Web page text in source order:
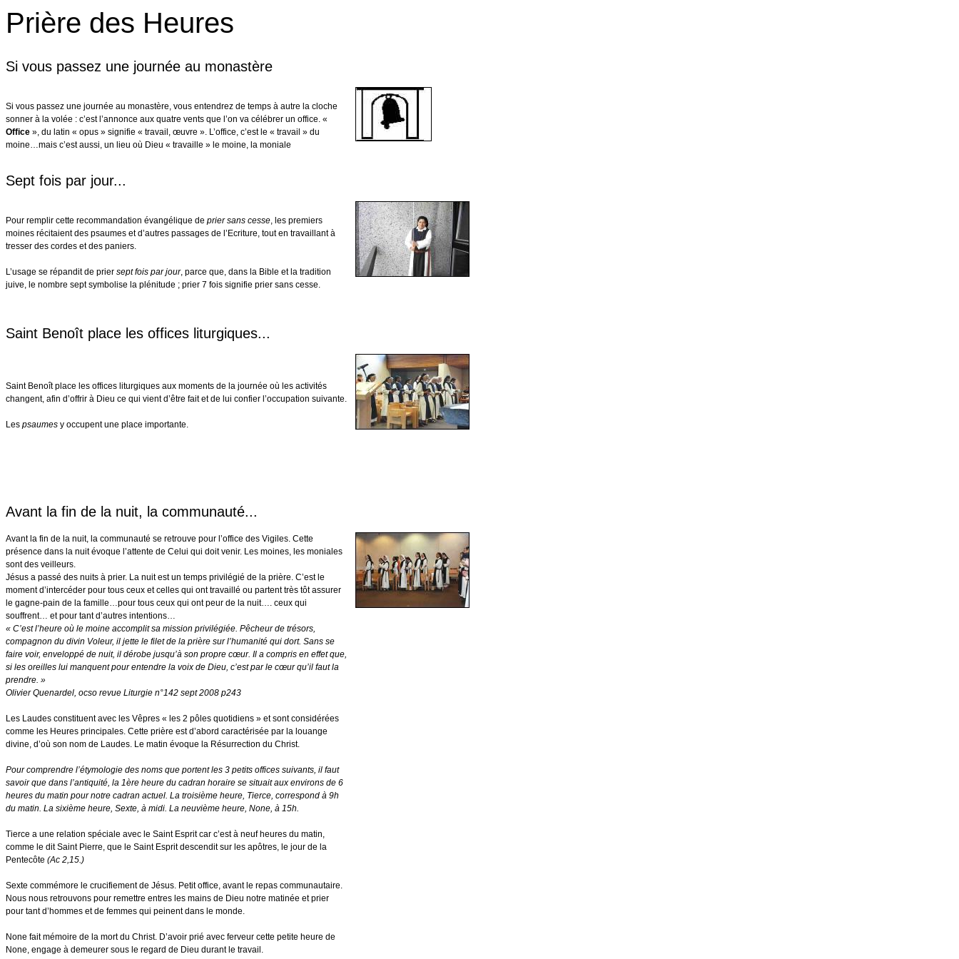
Prière des Heures
Si vous passez une journée au monastère
Si vous passez une journée au monastère, vous entendrez de temps à autre la cloche
sonner à la volée : c’est l’annonce aux quatre vents que l’on va célébrer un office. «
Office », du latin « opus » signifie « travail, œuvre ». L’office, c’est le « travail » du
moine…mais c’est aussi, un lieu où Dieu « travaille » le moine, la moniale
Sept fois par jour...
Pour remplir cette recommandation évangélique de prier sans cesse, les premiers
moines récitaient des psaumes et d’autres passages de l’Ecriture, tout en travaillant à
tresser des cordes et des paniers.
L’usage se répandit de prier sept fois par jour, parce que, dans la Bible et la tradition
juive, le nombre sept symbolise la plénitude ; prier 7 fois signifie prier sans cesse.
Saint Benoît place les offices liturgiques...
Saint Benoît place les offices liturgiques aux moments de la journée où les activités
changent, afin d’offrir à Dieu ce qui vient d’être fait et de lui confier l’occupation suivante.
Les psaumes y occupent une place importante.
Avant la fin de la nuit, la communauté...
Avant la fin de la nuit, la communauté se retrouve pour l’office des Vigiles. Cette
présence dans la nuit évoque l’attente de Celui qui doit venir. Les moines, les moniales
sont des veilleurs.
Jésus a passé des nuits à prier. La nuit est un temps privilégié de la prière. C’est le
moment d’intercéder pour tous ceux et celles qui ont travaillé ou partent très tôt assurer
le gagne-pain de la famille…pour tous ceux qui ont peur de la nuit…. ceux qui
souffrent… et pour tant d’autres intentions…
« C’est l’heure où le moine accomplit sa mission privilégiée. Pêcheur de trésors,
compagnon du divin Voleur, il jette le filet de la prière sur l’humanité qui dort. Sans se
faire voir, enveloppé de nuit, il dérobe jusqu’à son propre cœur. Il a compris en effet que,
si les oreilles lui manquent pour entendre la voix de Dieu, c’est par le cœur qu’il faut la
prendre. »
Olivier Quenardel, ocso revue Liturgie n°142 sept 2008 p243
Les Laudes constituent avec les Vêpres « les 2 pôles quotidiens » et sont considérées
comme les Heures principales. Cette prière est d’abord caractérisée par la louange
divine, d’où son nom de Laudes. Le matin évoque la Résurrection du Christ.
Pour comprendre l’étymologie des noms que portent les 3 petits offices suivants, il faut
savoir que dans l’antiquité, la 1ère heure du cadran horaire se situait aux environs de 6
heures du matin pour notre cadran actuel. La troisième heure, Tierce, correspond à 9h
du matin. La sixième heure, Sexte, à midi. La neuvième heure, None, à 15h.
Tierce a une relation spéciale avec le Saint Esprit car c’est à neuf heures du matin,
comme le dit Saint Pierre, que le Saint Esprit descendit sur les apôtres, le jour de la
Pentecôte (Ac 2,15.)
Sexte commémore le crucifiement de Jésus. Petit office, avant le repas communautaire.
Nous nous retrouvons pour remettre entres les mains de Dieu notre matinée et prier
pour tant d’hommes et de femmes qui peinent dans le monde.
None fait mémoire de la mort du Christ. D’avoir prié avec ferveur cette petite heure de
None, engage à demeurer sous le regard de Dieu durant le travail.